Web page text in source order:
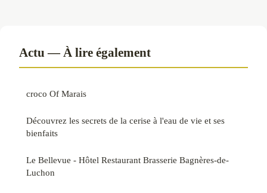
Actu — À lire également
croco Of Marais
Découvrez les secrets de la cerise à l'eau de vie et ses
bienfaits
Le Bellevue - Hôtel Restaurant Brasserie Bagnères-de-
Luchon